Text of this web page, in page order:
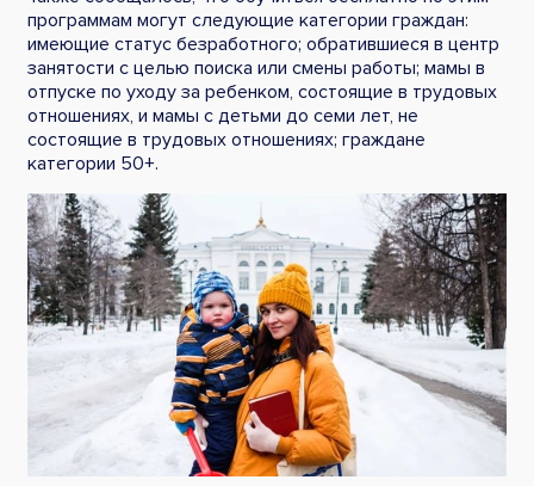
программам могут следующие категории граждан:
имеющие статус безработного; обратившиеся в центр
занятости с целью поиска или смены работы; мамы в
отпуске по уходу за ребенком, состоящие в трудовых
отношениях, и мамы с детьми до семи лет, не
состоящие в трудовых отношениях; граждане
категории 50+.